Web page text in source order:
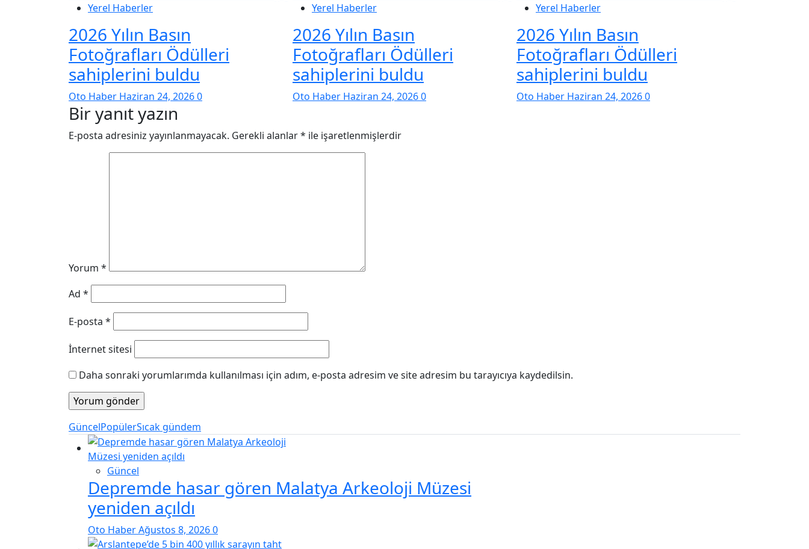
Yerel Haberler
2026 Yılın Basın
Fotoğrafları Ödülleri
sahiplerini buldu
Oto Haber Haziran 24, 20260
Yerel Haberler
2026 Yılın Basın
Fotoğrafları Ödülleri
sahiplerini buldu
Oto Haber Haziran 24, 20260
Yerel Haberler
2026 Yılın Basın
Fotoğrafları Ödülleri
sahiplerini buldu
Oto Haber Haziran 24, 20260
Bir yanıt yazın
E-posta adresiniz yayınlanmayacak. Gerekli alanlar* ile işaretlenmişlerdir
Yorum *
Ad *
E-posta *
İnternet sitesi
Daha sonraki yorumlarımda kullanılması için adım, e-posta adresim ve site adresim bu tarayıcıya kaydedilsin.
GüncelPopülerSıcak gündem
Güncel
Depremde hasar gören Malatya Arkeoloji Müzesi
yeniden açıldı
Oto HaberAğustos 8, 20260